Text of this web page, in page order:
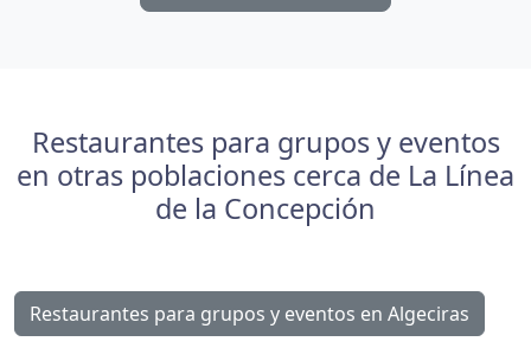
Restaurantes para grupos y eventos
en otras poblaciones cerca de La Línea
de la Concepción
Restaurantes para grupos y eventos en Algeciras